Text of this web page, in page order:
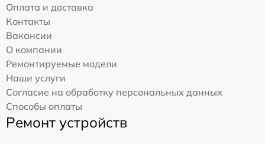
Оплата и доставка
Контакты
Вакансии
О компании
Ремонтируемые модели
Наши услуги
Согласие на обработку персональных данных
Способы оплаты
Ремонт устройств